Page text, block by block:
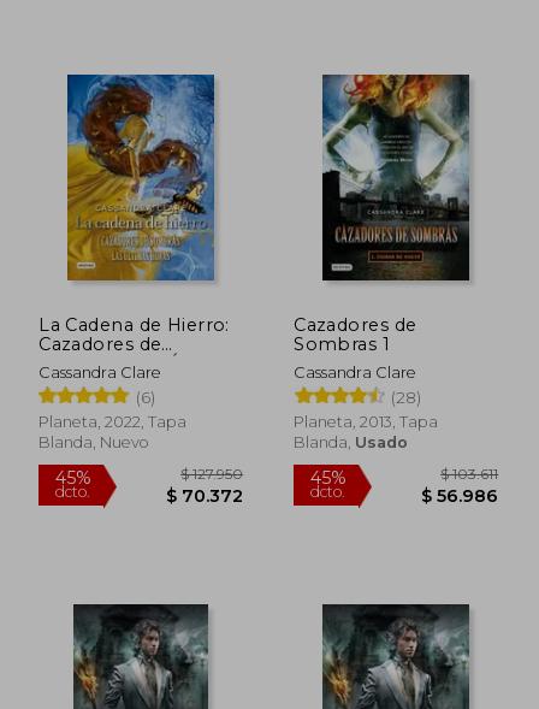
La Cadena de Hierro:
Cazadores de
Sombras. Las Últimas
Horas
Cassandra Clare
(6)
Planeta, 2022, Tapa
Blanda, Nuevo
Cazadores de
Sombras 1
Cassandra Clare
(28)
Planeta, 2013, Tapa
Blanda, Usado